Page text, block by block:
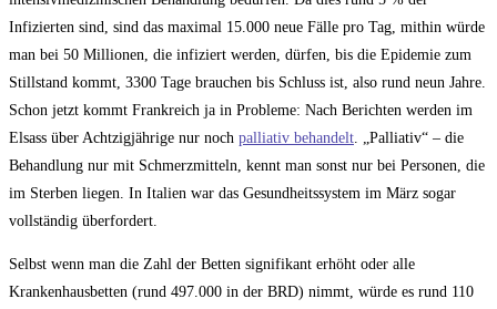
Infizierten sind, sind das maximal 15.000 neue Fälle pro Tag, mithin würde
man bei 50 Millionen, die infiziert werden, dürfen, bis die Epidemie zum
Stillstand kommt, 3300 Tage brauchen bis Schluss ist, also rund neun Jahre.
Schon jetzt kommt Frankreich ja in Probleme: Nach Berichten werden im
Elsass über Achtzigjährige nur noch palliativ behandelt . „Palliativ“ – die
Behandlung nur mit Schmerzmitteln, kennt man sonst nur bei Personen, die
im Sterben liegen. In Italien war das Gesundheitssystem im März sogar
vollständig überfordert.
Selbst wenn man die Zahl der Betten signifikant erhöht oder alle
Krankenhausbetten (rund 497.000 in der BRD) nimmt, würde es rund 110